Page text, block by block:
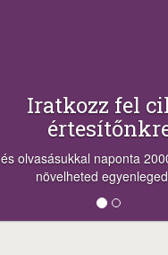
Iratkozz fel
és olvasásukkal naponta
növelheted